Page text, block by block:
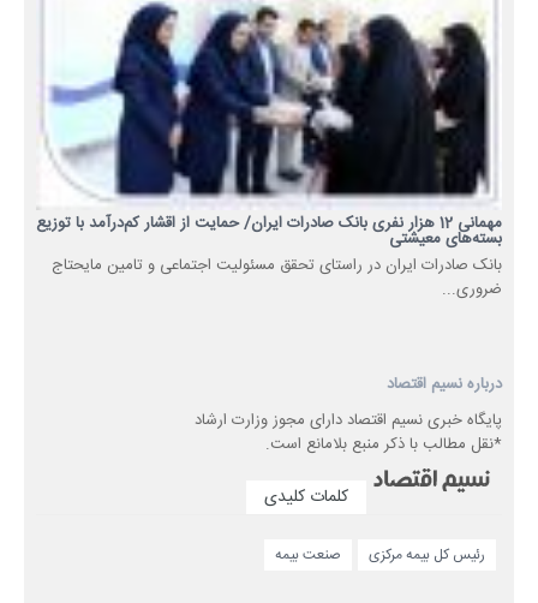
مهمانی 12 هزار نفری بانک صادرات ایران/ حمایت از اقشار کم‌درآمد با توزیع
بسته‌های معیشتی
​بانک صادرات ایران در راستای تحقق مسئولیت اجتماعی و تامین مایحتاج
ضروری...
درباره نسیم اقتصاد
پایگاه خبری نسیم اقتصاد دارای مجوز وزارت ارشاد
*نقل مطالب با ذکر منبع بلامانع است.
کلمات کلیدی
رئیس کل بیمه مرکزی صنعت بیمه